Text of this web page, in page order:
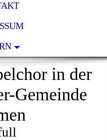
in der
Gemeinde